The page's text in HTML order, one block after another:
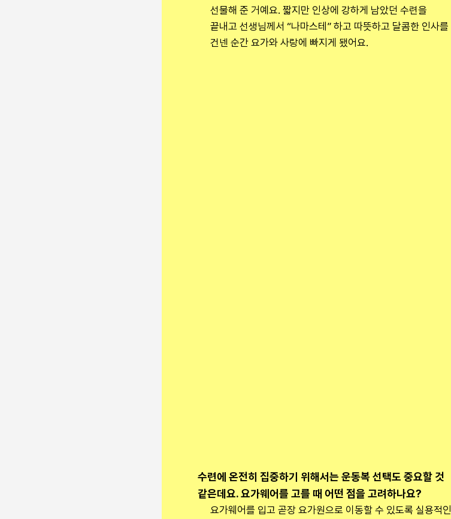
선물해 준 거예요. 짧지만 인상에 강하게 남았던 수련을
끝내고 선생님께서 “나마스테” 하고 따뜻하고 달콤한 인사를
건넨 순간 요가와 사랑에 빠지게 됐어요.
비지땀과 함께 숨소리까지
수련에 온전히 집중하기 위해서는 운동복 선택도 중요할 것
같은데요. 요가웨어를 고를 때 어떤 점을 고려하나요?
요가웨어를 입고 곧장 요가원으로 이동할 수 있도록 실용적인